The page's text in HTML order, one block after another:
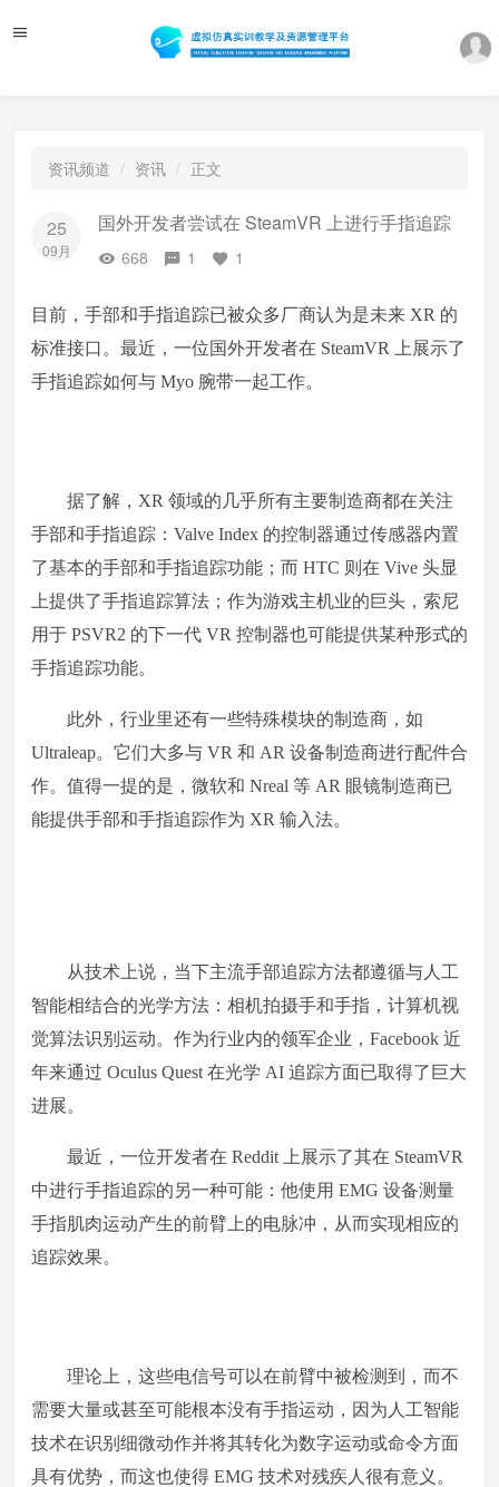
资讯频道 资讯 正文
25
09月
国外开发者尝试在 SteamVR 上进行手指追踪
668 1 1
目前，手部和手指追踪已被众多厂商认为是未来 XR 的
标准接口。最近，一位国外开发者在 SteamVR 上展示了
手指追踪如何与 Myo 腕带一起工作。
据了解，XR 领域的几乎所有主要制造商都在关注
手部和手指追踪：Valve Index 的控制器通过传感器内置
了基本的手部和手指追踪功能；而 HTC 则在 Vive 头显
上提供了手指追踪算法；作为游戏主机业的巨头，索尼
用于 PSVR2 的下一代 VR 控制器也可能提供某种形式的
手指追踪功能。
此外，行业里还有一些特殊模块的制造商，如
Ultraleap。它们大多与 VR 和 AR 设备制造商进行配件合
作。值得一提的是，微软和 Nreal 等 AR 眼镜制造商已
能提供手部和手指追踪作为 XR 输入法。
从技术上说，当下主流手部追踪方法都遵循与人工
智能相结合的光学方法：相机拍摄手和手指，计算机视
觉算法识别运动。作为行业内的领军企业，Facebook 近
年来通过 Oculus Quest 在光学 AI 追踪方面已取得了巨大
进展。
最近，一位开发者在 Reddit 上展示了其在 SteamVR
中进行手指追踪的另一种可能：他使用 EMG 设备测量
手指肌肉运动产生的前臂上的电脉冲，从而实现相应的
追踪效果。
理论上，这些电信号可以在前臂中被检测到，而不
需要大量或甚至可能根本没有手指运动，因为人工智能
技术在识别细微动作并将其转化为数字运动或命令方面
具有优势，而这也使得 EMG 技术对残疾人很有意义。